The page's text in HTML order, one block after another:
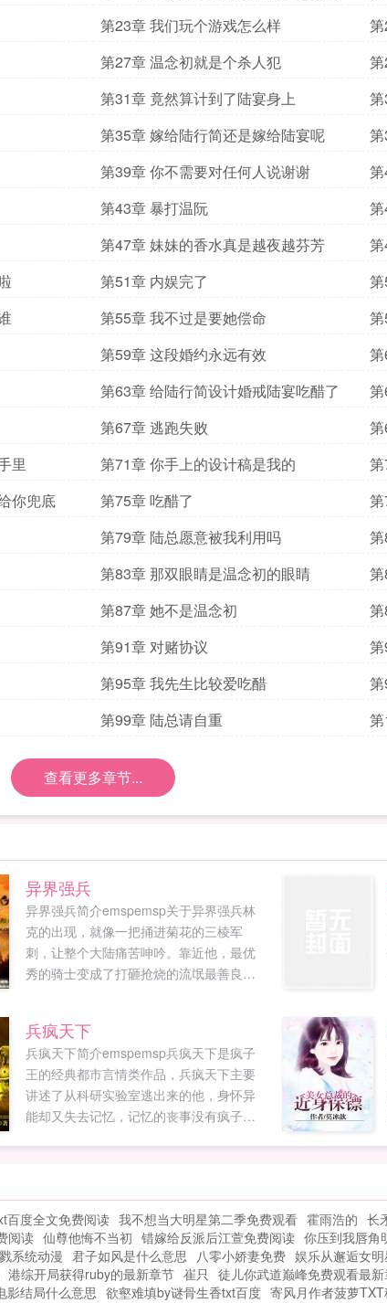
第23章 我们玩个游戏怎么样
第27章 温念初就是个杀人犯
第31章 竟然算计到了陆宴身上
第35章 嫁给陆行简还是嫁给陆宴呢
第39章 你不需要对任何人说谢谢
第43章 暴打温阮
第47章 妹妹的香水真是越夜越芬芳
第51章 内娱完了
第55章 我不过是要她偿命
第59章 这段婚约永远有效
第63章 给陆行简设计婚戒陆宴吃醋了
第67章 逃跑失败
里 第71章 你手上的设计稿是我的
你兜底 第75章 吃醋了
第79章 陆总愿意被我利用吗
第83章 那双眼睛是温念初的眼睛
第87章 她不是温念初
第91章 对赌协议
第95章 我先生比较爱吃醋
第99章 陆总请自重
查看更多章节...
异界强兵
异界强兵简介emspemsp关于异界强兵林
克的出现，就像一把捅进菊花的三棱军
刺，让整个大陆痛苦呻吟。靠近他，最优
秀的骑士变成了打砸抢烧的流氓最善良的
了风情万种的因为他，一个军事地图都懒
得标注的兵站，成为大陆军人膜拜的圣地
一支自生自灭的九流部队，成为创造伟大
战争神话的绝世强兵一片充满罪恶与禁忌
的土地，成为春色无边的逍遥国度。站在
大陆之巅，林克温柔...
兵疯天下
兵疯天下简介emspemsp兵疯天下是疯子
王的经典都市言情类作品，兵疯天下主要
讲述了从科研实验室逃出来的他，身怀异
能却又失去记忆，记忆的丧事没有疯子王
百度全文免费阅读 我不想当大明星第二季免费观看 霍雨浩的 长
阅读 仙尊他悔不当初 错嫁给反派后江萱免费阅读 你压到我唇角
系统动漫 君子如风是什么意思 八零小娇妻免费 娱乐从邂逅女
港综开局获得ruby的最新章节 崔只 徒儿你武道巅峰免费观看最
影结局什么意思 欲壑难填by谜骨生香txt百度 寄风月作者菠萝